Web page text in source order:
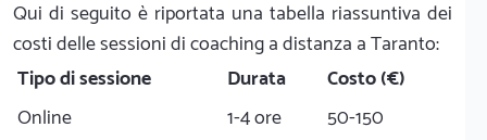
Qui di seguito è riportata una tabella riassuntiva dei
costi delle sessioni di coaching a distanza a Taranto:
Tipo di sessione
Durata
Costo (€)
Online
1-4 ore
50-150